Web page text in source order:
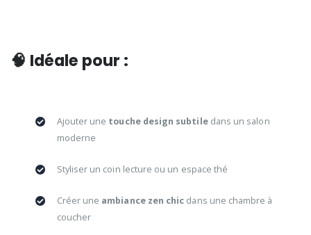
🧠 Idéale pour :
Ajouter une touche design subtiledans un salon
moderne
Styliser un coin lecture ou un espace thé
Créer une ambiance zen chic dans une chambre à
coucher